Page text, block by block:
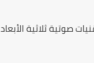
صوتية ثلاثية الأبعاد